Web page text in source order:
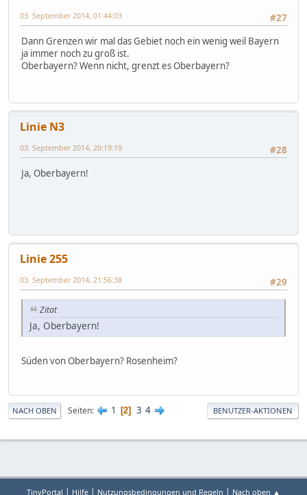
#27
03. September 2014, 01:44:03
Dann Grenzen wir mal das Gebiet noch ein wenig weil Bayern
ja immer noch zu groß ist.
Oberbayern? Wenn nicht, grenzt es Oberbayern?
Linie N3
#28
03. September 2014, 20:19:19
Ja, Oberbayern!
Linie 255
#29
03. September 2014, 21:56:38
Zitat
Ja, Oberbayern!
Süden von Oberbayern? Rosenheim?
NACH OBEN Seiten 1 2 3 4 BENUTZER-AKTIONEN
TinyPortal | Hilfe | Nutzungsbedingungen und Regeln | Nach oben ▲